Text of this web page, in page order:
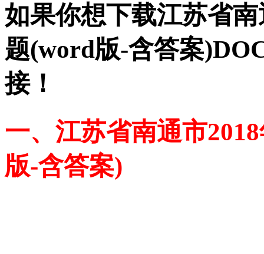
如果你想下载江苏省
题(word版-含答案
接！
一、江苏省南通市
版-含答案)